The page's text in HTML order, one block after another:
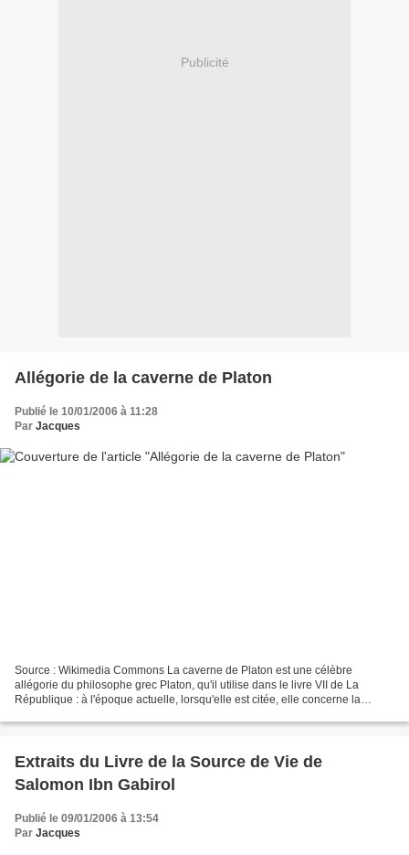
Publicité
Allégorie de la caverne de Platon
Publié le 10/01/2006 à 11:28
Par Jacques
Source : Wikimedia Commons La caverne de Platon est une célèbre
allégorie du philosophe grec Platon, qu'il utilise dans le livre VII de La
République : à l'époque actuelle, lorsqu'elle est citée, elle concerne la
Extraits du Livre de la Source de Vie de
Salomon Ibn Gabirol
Publié le 09/01/2006 à 13:54
Par Jacques